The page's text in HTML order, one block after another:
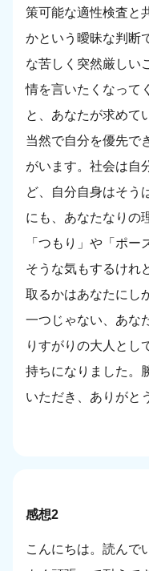
策可能な適性検査と
かという曖昧な判断
な苦しく突然厳しい
情を言いたくなって
と、あなたが求めて
当然で自分を優先で
がいます。社会は自
ど、自分自身はそう
にも、あなたなりの
「つもり」や「ポ
そうな気もするけれ
取るかはあなたにし
一つじゃない、あな
りすがりの大人とし
持ちになりました。
いただき、ありがと
感想2
こんにちは。読んで